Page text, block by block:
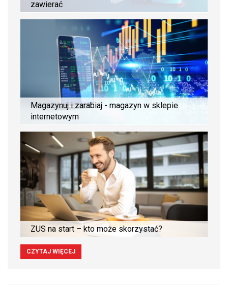
zawierać
Magazynuj i zarabiaj - magazyn w sklepie
internetowym
ZUS na start – kto może skorzystać?
CZYTAJ WIĘCEJ